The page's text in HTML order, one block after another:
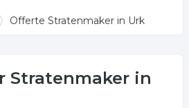
Offerte Stratenmaker in Urk
Stratenmaker in